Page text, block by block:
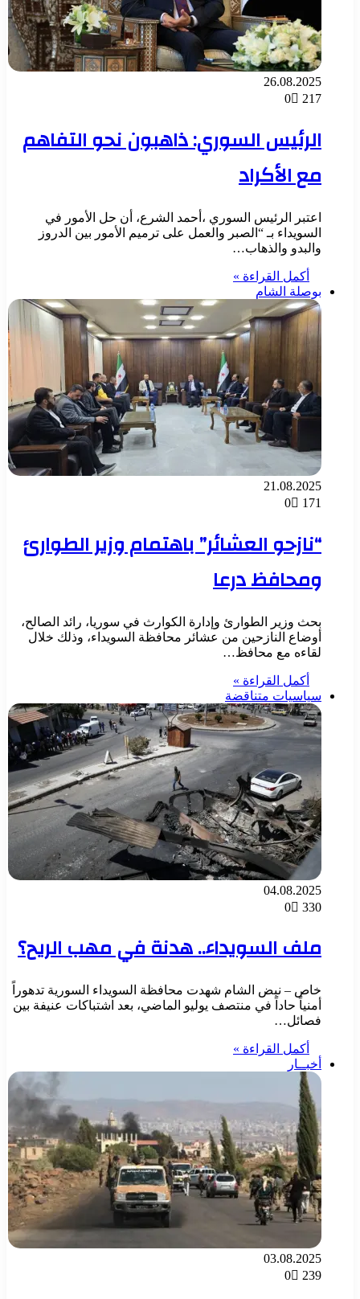
26.08.2025
0
217
الرئيس السوري: ذاهبون نحو التفاهم
مع الأكراد
اعتبر الرئيس السوري ،أحمد الشرع، أن حل الأمور في
السويداء بـ “الصبر والعمل على ترميم الأمور بين الدروز
والبدو والذهاب…
أكمل القراءة »
بوصلة الشام
21.08.2025
0
171
“نازحو العشائر” باهتمام وزير الطوارئ
ومحافظ درعا
بحث وزير الطوارئ وإدارة الكوارث في سوريا، رائد الصالح،
أوضاع النازحين من عشائر محافظة السويداء، وذلك خلال
لقاءه مع محافظ…
أكمل القراءة »
سياسيات متناقضة
04.08.2025
0
330
ملف السويداء.. هدنة في مهب الريح؟
خاص – نبض الشام شهدت محافظة السويداء السورية تدهوراً
أمنياً حاداً في منتصف يوليو الماضي، بعد اشتباكات عنيفة بين
فصائل…
أكمل القراءة »
أخبــار
03.08.2025
0
239